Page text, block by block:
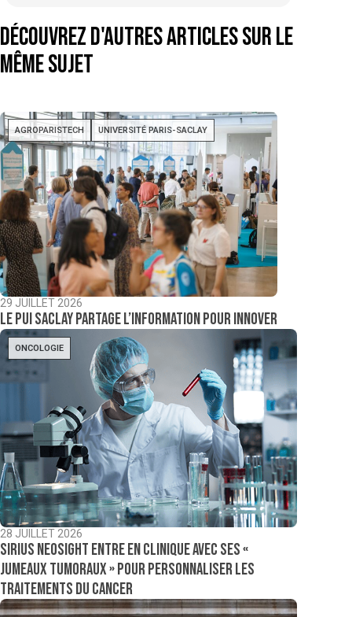
Découvrez d'autres articles sur le
même sujet
AGROPARISTECH UNIVERSITÉ PARIS-SACLAY
29 JUILLET 2026
Le PUI Saclay partage l’information pour innover
ONCOLOGIE
28 JUILLET 2026
Sirius NeoSight entre en clinique avec ses «
jumeaux tumoraux » pour personnaliser les
traitements du cancer